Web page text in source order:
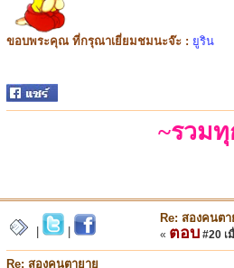
ขอบพระคุณ ที่กรุณาเยี่ยมชมนะจ๊ะ : ยูริน
~รวม
Re: สองคนต
« ตอบ #20 เ
Re: สองคนตายาย